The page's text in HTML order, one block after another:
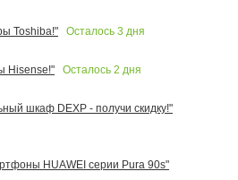
Toshiba!"
Осталось 3 дня
Hisense!"
Осталось 2 дня
шкаф DEXP - получи скидку!"
HUAWEI серии Pura 90s"